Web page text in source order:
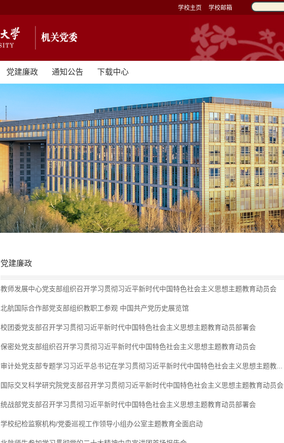
学校主页 学校邮箱
党建廉政 通知公告 下载中心
党建廉政
教师发展中心党支部组织召开学习贯彻习近平新时代中国特色社会主义思想主题教育动员会
北航国际合作部党支部组织教职工参观 中国共产党历史展览馆
校团委党支部召开学习贯彻习近平新时代中国特色社会主义思想主题教育动员部署会
保密处党支部组织召开学习贯彻习近平新时代中国特色社会主义思想主题教育动员会
审计处党支部专题学习习近平总书记在学习贯彻习近平新时代中国特色社会主义思想主题教...
国际交叉科学研究院党支部召开学习贯彻习近平新时代中国特色社会主义思想主题教育动员会
统战部党支部召开学习贯彻习近平新时代中国特色社会主义思想主题教育动员部署会
学校纪检监察机构/党委巡视工作领导小组办公室主题教育全面启动